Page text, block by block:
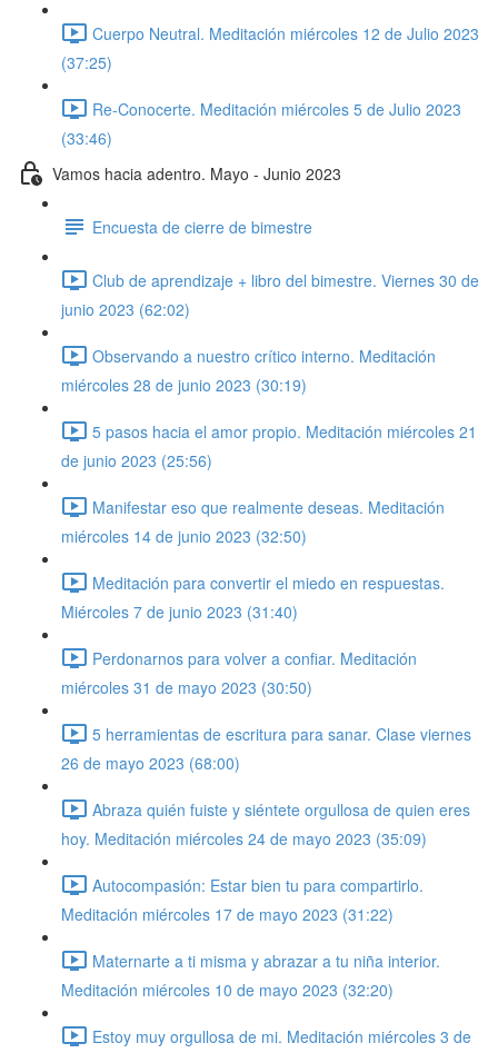
Cuerpo Neutral. Meditación miércoles 12 de Julio 2023
(37:25)
Re-Conocerte. Meditación miércoles 5 de Julio 2023
(33:46)
Vamos hacia adentro. Mayo - Junio 2023
Encuesta de cierre de bimestre
Club de aprendizaje + libro del bimestre. Viernes 30 de
junio 2023 (62:02)
Observando a nuestro crítico interno. Meditación
miércoles 28 de junio 2023 (30:19)
5 pasos hacia el amor propio. Meditación miércoles 21
de junio 2023 (25:56)
Manifestar eso que realmente deseas. Meditación
miércoles 14 de junio 2023 (32:50)
Meditación para convertir el miedo en respuestas.
Miércoles 7 de junio 2023 (31:40)
Perdonarnos para volver a confiar. Meditación
miércoles 31 de mayo 2023 (30:50)
5 herramientas de escritura para sanar. Clase viernes
26 de mayo 2023 (68:00)
Abraza quién fuiste y siéntete orgullosa de quien eres
hoy. Meditación miércoles 24 de mayo 2023 (35:09)
Autocompasión: Estar bien tu para compartirlo.
Meditación miércoles 17 de mayo 2023 (31:22)
Maternarte a ti misma y abrazar a tu niña interior.
Meditación miércoles 10 de mayo 2023 (32:20)
Estoy muy orgullosa de mi. Meditación miércoles 3 de